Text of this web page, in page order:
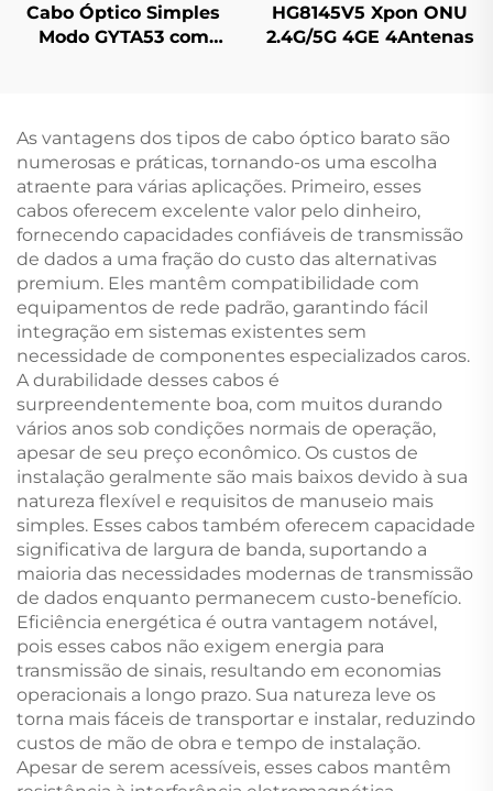
Cabo Óptico Simples
Modo GYTA53 com
HG8145V5 Xpon ONU
2.4G/5G 4GE 4Antenas
As vantagens dos tipos de cabo óptico barato são
numerosas e práticas, tornando-os uma escolha
atraente para várias aplicações. Primeiro, esses
cabos oferecem excelente valor pelo dinheiro,
fornecendo capacidades confiáveis de transmissão
de dados a uma fração do custo das alternativas
premium. Eles mantêm compatibilidade com
equipamentos de rede padrão, garantindo fácil
integração em sistemas existentes sem
necessidade de componentes especializados caros.
A durabilidade desses cabos é
surpreendentemente boa, com muitos durando
vários anos sob condições normais de operação,
apesar de seu preço econômico. Os custos de
instalação geralmente são mais baixos devido à sua
natureza flexível e requisitos de manuseio mais
simples. Esses cabos também oferecem capacidade
significativa de largura de banda, suportando a
maioria das necessidades modernas de transmissão
de dados enquanto permanecem custo-benefício.
Eficiência energética é outra vantagem notável,
pois esses cabos não exigem energia para
transmissão de sinais, resultando em economias
operacionais a longo prazo. Sua natureza leve os
torna mais fáceis de transportar e instalar, reduzindo
custos de mão de obra e tempo de instalação.
Apesar de serem acessíveis, esses cabos mantêm